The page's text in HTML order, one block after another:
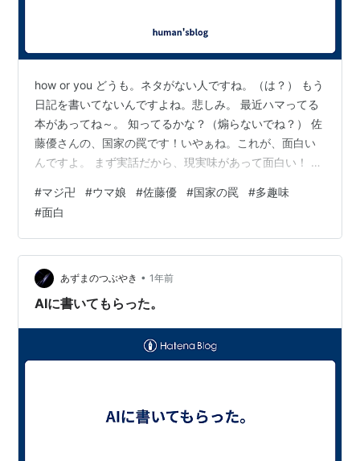
how or you どうも。ネタがない人ですね。（は？） もう
日記を書いてないんですよね。悲しみ。 最近ハマってる
本があってね～。 知ってるかな？（煽らないでね？） 佐
藤優さんの、国家の罠です！いやぁね。これが、面白い
んですよ。 まず実話だから、現実味があって面白い！ ち
と！皆さんウマ娘ってご存知？ 私ダイダイダイダイだい
すきなんですけど。 みなさん誰推しですか？私はまぢみ
んなだいすきなんですけど、 オグリキャップ、スペシャ
ルウイーク、ツインターボ、ベルノライト、ライスシャ
ワー が好きです！本当に選べないんですよ！まぁしゃあ
ないっすね。…
#マジ卍 #ウマ娘 #佐藤優 #国家の罠 #多趣味
#面白
あずまのつぶやき • 1年前
AIに書いてもらった。